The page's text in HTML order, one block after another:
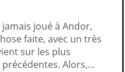
jamais joué à Andor,
faite, avec un très
sur les plus
Alors,